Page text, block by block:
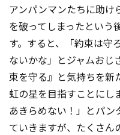
アンパンマンたちに助け
を破ってしまったという
す。すると、「約束は守
ないかな」とジャムおじ
束を守る』と気持ちを新
虹の星を目指すことにし
あきらめない！」とパン
ていきますが、たくさん